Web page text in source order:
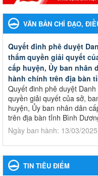
VĂN BẢN CHỈ ĐẠO,
Quyết đinh phê duyệt
thẩm quyền giải quyết
cấp huyện, Ủy ban nhân
hành chính trên địa bàn
Quyết đinh phê duyệt
quyền giải quyết của sở,
huyện, Ủy ban nhân dân
trên địa bàn tỉnh Bình
Ngày ban hành: 13/03/2025
Kế hoạch Phổ biến, giáo
Giáo dục và Đào tạo
Kế hoạch Phổ biến, giáo
TIN TIÊU ĐIỂM